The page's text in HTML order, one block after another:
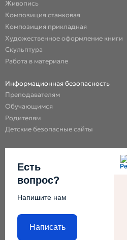
Живопись
Композиция станковая
Композиция прикладная
Художественное оформление книги
Скульптура
Работа в материале
Информационная безопасность
Преподавателям
Обучающимся
Родителям
Детские безопасные сайты
Есть
вопрос?
Напишите нам
Написать